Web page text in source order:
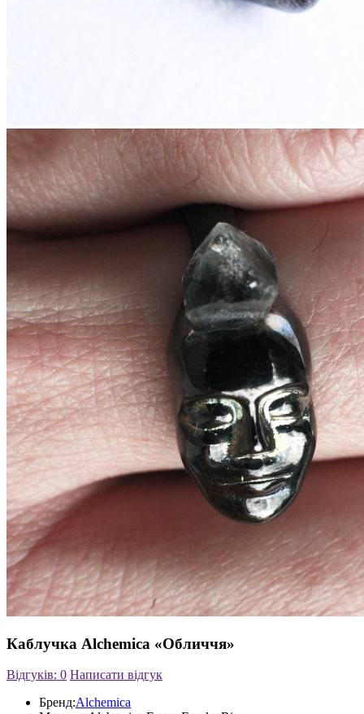
Каблучка Alchemica «Обличчя»
Відгуків: 0 Написати відгук
Бренд:Alchemica